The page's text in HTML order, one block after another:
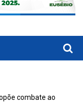
combate ao